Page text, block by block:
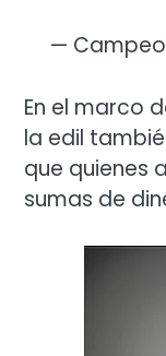
—
En el marco
la edil
que quienes
sumas de